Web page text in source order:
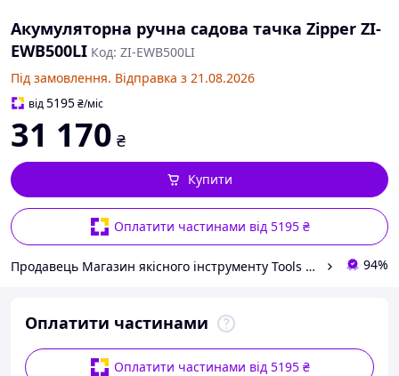
Акумуляторна ручна садова тачка Zipper ZI-
EWB500LI Код: ZI-EWB500LI
Під замовлення. Відправка з 21.08.2026
від5195₴/міс
31 170 ₴
Оплатити частинами від 5195 ₴
Купити
Продавець Магазин якісного інструменту Tools Shop 24/7 94%
Оплатити частинами
Оплатити частинами від 5195 ₴